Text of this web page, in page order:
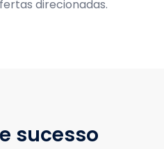
direcionadas.
sucesso